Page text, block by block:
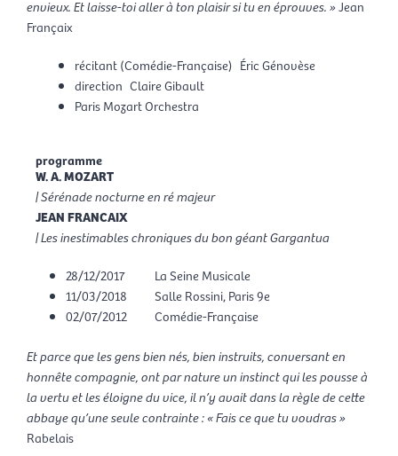
envieux. Et laisse-toi aller à ton plaisir si tu en éprouves. »Jean
Françaix
récitant (Comédie-Française) Éric Génovèse
direction Claire Gibault
Paris Mozart Orchestra
programme
W. A. MOZART
| Sérénade nocturne en ré majeur
JEAN FRANCAIX
| Les inestimables chroniques du bon géant Gargantua
28/12/2017
La Seine Musicale
11/03/2018
Salle Rossini, Paris 9e
02/07/2012
Comédie-Française
Et parce que les gens bien nés, bien instruits, conversant en
honnête compagnie, ont par nature un instinct qui les pousse à
la vertu et les éloigne du vice, il n’y avait dans la règle de cette
abbaye qu’une seule contrainte : « Fais ce que tu voudras »
Rabelais